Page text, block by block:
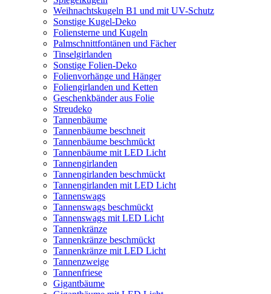
Weihnachtskugeln B1 und mit UV-Schutz
Sonstige Kugel-Deko
Foliensterne und Kugeln
Palmschnittfontänen und Fächer
Tinselgirlanden
Sonstige Folien-Deko
Folienvorhänge und Hänger
Foliengirlanden und Ketten
Geschenkbänder aus Folie
Streudeko
Tannenbäume
Tannenbäume beschneit
Tannenbäume beschmückt
Tannenbäume mit LED Licht
Tannengirlanden
Tannengirlanden beschmückt
Tannengirlanden mit LED Licht
Tannenswags
Tannenswags beschmückt
Tannenswags mit LED Licht
Tannenkränze
Tannenkränze beschmückt
Tannenkränze mit LED Licht
Tannenzweige
Tannenfriese
Gigantbäume